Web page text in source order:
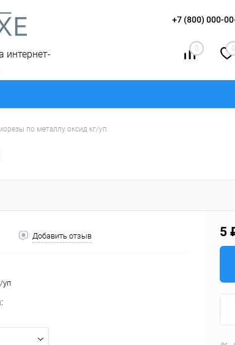
+7 (800) 000-
0 0
интернет-
по металлу оксид кг/уп
Добавить отзыв
уп
5